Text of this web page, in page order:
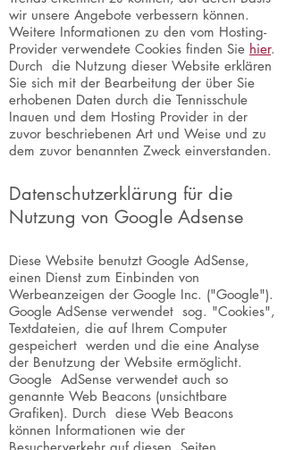
wir unsere Angebote verbessern können.
Weitere Informationen zu den vom Hosting-
Provider verwendete Cookies finden Sie hier.
Durch die Nutzung dieser Website erklären
Sie sich mit der Bearbeitung der über Sie
erhobenen Daten durch die Tennisschule
Inauen und dem Hosting Provider in der
zuvor beschriebenen Art und Weise und zu
dem zuvor benannten Zweck einverstanden.
Datenschutzerklärung für die
Nutzung von Google Adsense
Diese Website benutzt Google AdSense,
einen Dienst zum Einbinden von
Werbeanzeigen der Google Inc. ("Google").
Google AdSense verwendet sog. "Cookies",
Textdateien, die auf Ihrem Computer
gespeichert werden und die eine Analyse
der Benutzung der Website ermöglicht.
Google AdSense verwendet auch so
genannte Web Beacons (unsichtbare
Grafiken). Durch diese Web Beacons
können Informationen wie der